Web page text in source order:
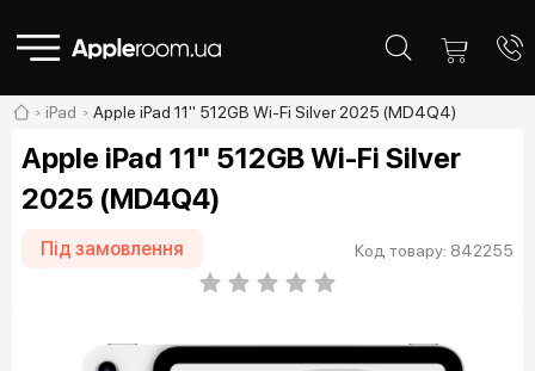
iPad Apple iPad 11" 512GB Wi-Fi Silver 2025 (MD4Q4)
Apple iPad 11" 512GB Wi-Fi Silver
2025 (MD4Q4)
Під замовлення Код товару: 842255